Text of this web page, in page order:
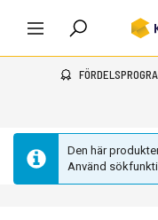
Den här
Använd